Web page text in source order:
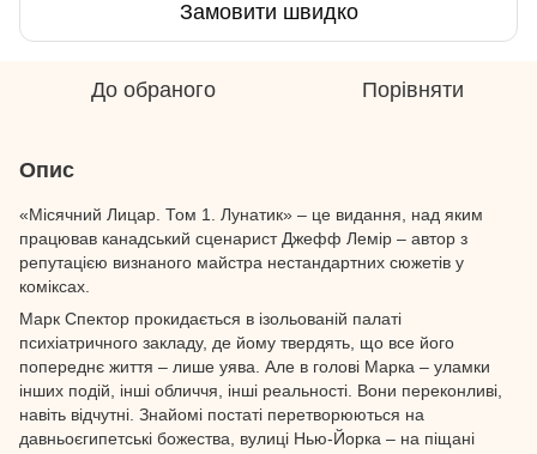
Замовити швидко
До обраного Порівняти
Опис
«Місячний Лицар. Том 1. Лунатик» – це видання, над яким
працював канадський сценарист Джефф Лемір – автор з
репутацією визнаного майстра нестандартних сюжетів у
коміксах.
Марк Спектор прокидається в ізольованій палаті
психіатричного закладу, де йому твердять, що все його
попереднє життя – лише уява. Але в голові Марка – уламки
інших подій, інші обличчя, інші реальності. Вони переконливі,
навіть відчутні. Знайомі постаті перетворюються на
давньоєгипетські божества, вулиці Нью-Йорка – на піщані